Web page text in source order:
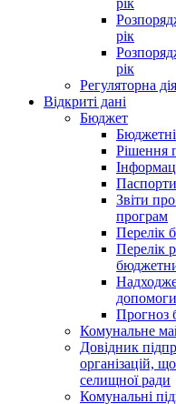
рік
рік
рік
Регуляторна
Відкриті дані
Бюджет
Рішення
Звіти
програм
Перелік
Перелік
допомоги
Прогноз
Комунальне
Довідник
організацій,
селищної ради
Комунальні